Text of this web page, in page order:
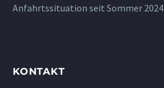
Anfahrtssituation seit Sommer 2024
KONTAKT